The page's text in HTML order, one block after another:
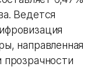
Ведется
направленная